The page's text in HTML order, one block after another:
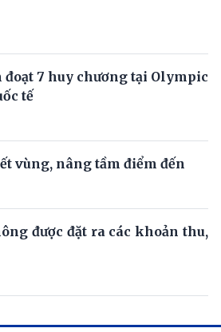
7 huy chương tại Olympic
tế
vùng, nâng tầm điểm đến
được đặt ra các khoản thu,